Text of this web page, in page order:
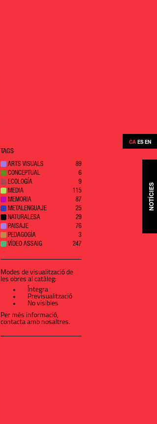
CA ES EN
NOTÍCIES
TAGS
ARTS VISUALS
89
CONCEPTUAL
6
ECOLOGÍA
9
MEDIA
115
MEMORIA
87
METALENGUAJE
25
NATURALESA
29
PAISAJE
76
PEDAGOGÍA
3
VÍDEO ASSAIG
247
Modes de visualització de
les obres al catàleg:
Íntegra
Previsualització
No visibles
Per més informació,
contacta amb nosaltres.